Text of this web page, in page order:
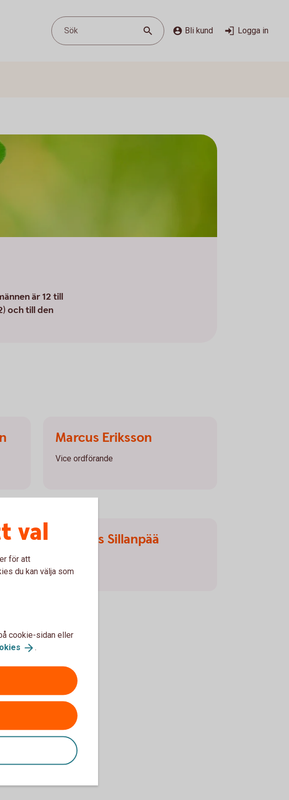
Sök Bli kund Logga in
är 12 till
och till den
Marcus Eriksson
Vice ordförande
Andreas Sillanpää
val
för att
du kan välja som
cookie-sidan eller
.